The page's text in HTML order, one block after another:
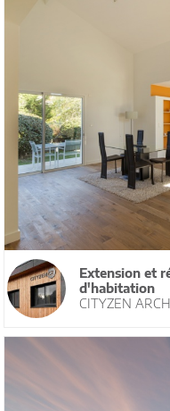
Extension et
d'habitation
CITYZEN